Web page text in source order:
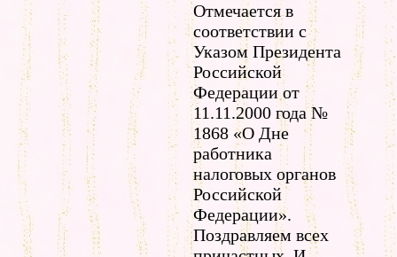
Отмечается в
соответствии с
Указом Президента
Российской
Федерации от
11.11.2000 года №
1868 «О Дне
работника
налоговых органов
Российской
Федерации».
Поздравляем всех